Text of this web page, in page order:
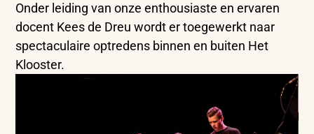
Onder leiding van onze enthousiaste en ervaren
docent Kees de Dreu wordt er toegewerkt naar
spectaculaire optredens binnen en buiten Het
Klooster.